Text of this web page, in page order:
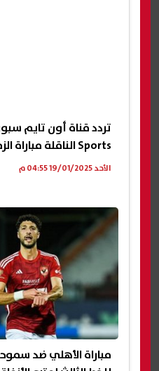
Sports الناقلة مباراة الزمالك وإنيمبا
الأحد 19/01/2025 04:55 م
مباراة الأهلي ضد